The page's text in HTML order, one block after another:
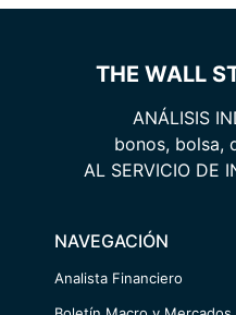
THE WALL
ANÁLISIS
bonos, bolsa,
AL SERVICIO DE
NAVEGACIÓN
Analista Financiero